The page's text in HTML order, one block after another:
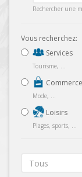
Rechercher une
Vous recherchez:
Services
Tourisme, ...
Mode, ...
Loisirs
Plages, sports, ...
Tous